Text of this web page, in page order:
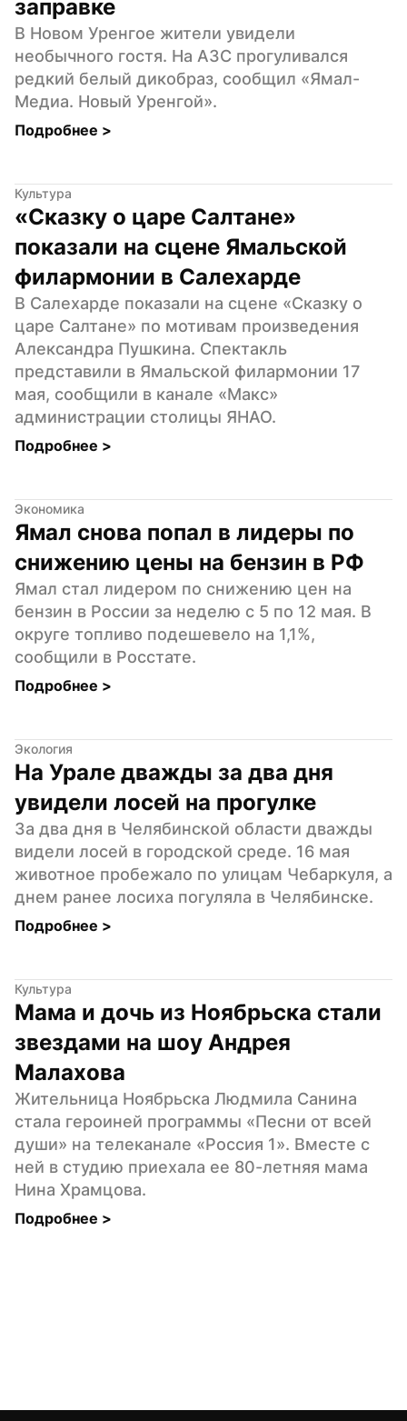
заправке
В Новом Уренгое жители увидели
необычного гостя. На АЗС прогуливался
редкий белый дикобраз, сообщил «Ямал-
Медиа. Новый Уренгой».
Подробнее >
Культура
«Сказку о царе Салтане»
показали на сцене Ямальской
филармонии в Салехарде
В Салехарде показали на сцене «Сказку о
царе Салтане» по мотивам произведения
Александра Пушкина. Спектакль
представили в Ямальской филармонии 17
мая, сообщили в канале «Макс»
администрации столицы ЯНАО.
Подробнее >
Экономика
Ямал снова попал в лидеры по
снижению цены на бензин в РФ
Ямал стал лидером по снижению цен на
бензин в России за неделю с 5 по 12 мая. В
округе топливо подешевело на 1,1%,
сообщили в Росстате.
Подробнее >
Экология
На Урале дважды за два дня
увидели лосей на прогулке
За два дня в Челябинской области дважды
видели лосей в городской среде. 16 мая
животное пробежало по улицам Чебаркуля, а
днем ранее лосиха погуляла в Челябинске.
Подробнее >
Культура
Мама и дочь из Ноябрьска стали
звездами на шоу Андрея
Малахова
Жительница Ноябрьска Людмила Санина
стала героиней программы «Песни от всей
души» на телеканале «Россия 1». Вместе с
ней в студию приехала ее 80-летняя мама
Нина Храмцова.
Подробнее >